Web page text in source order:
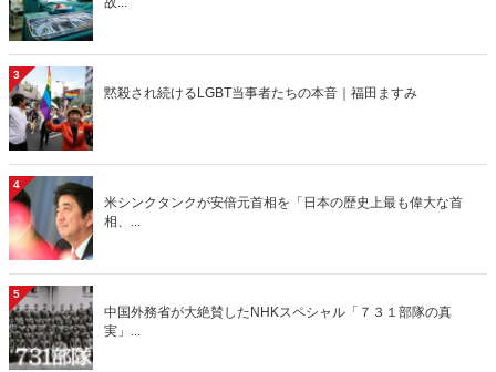
3
黙殺され続けるLGBT当事者たちの本音｜福田ますみ
4
米シンクタンクが安倍元首相を「日本の歴史上最も偉大な首
相、...
5
中国外務省が大絶賛したNHKスペシャル「７３１部隊の真
実」...